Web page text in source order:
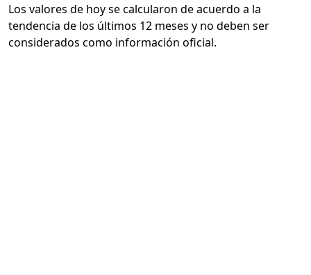
Los valores de hoy se calcularon de acuerdo a la
tendencia de los últimos 12 meses y no deben ser
considerados como información oficial.